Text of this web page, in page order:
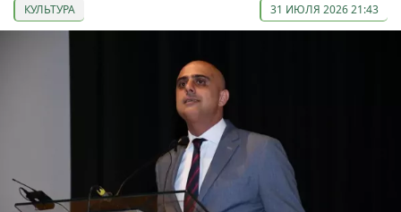
КУЛЬТУРА 31 ИЮЛЯ 2026 21:43